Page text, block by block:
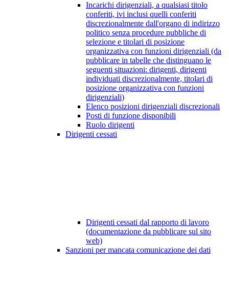
Incarichi dirigenziali, a qualsiasi titolo
conferiti, ivi inclusi quelli conferiti
discrezionalmente dall'organo di indirizzo
politico senza procedure pubbliche di
selezione e titolari di posizione
organizzativa con funzioni dirigenziali (da
pubblicare in tabelle che distinguano le
seguenti situazioni: dirigenti, dirigenti
individuati discrezionalmente, titolari di
posizione organizzativa con funzioni
dirigenziali)
Elenco posizioni dirigenziali discrezionali
Posti di funzione disponibili
Ruolo dirigenti
Dirigenti cessati
Dirigenti cessati dal rapporto di lavoro
(documentazione da pubblicare sul sito
web)
Sanzioni per mancata comunicazione dei dati